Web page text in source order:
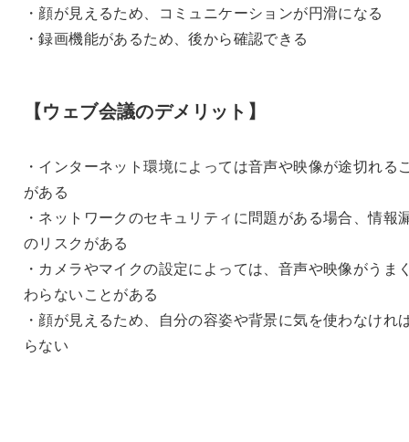
・顔が見えるため、コミュニケーションが円滑になる
・録画機能があるため、後から確認できる
【ウェブ会議のデメリット】
・インターネット環境によっては音声や映像が途切れる
がある
・ネットワークのセキュリティに問題がある場合、情報
のリスクがある
・カメラやマイクの設定によっては、音声や映像がうま
わらないことがある
・顔が見えるため、自分の容姿や背景に気を使わなけれ
らない